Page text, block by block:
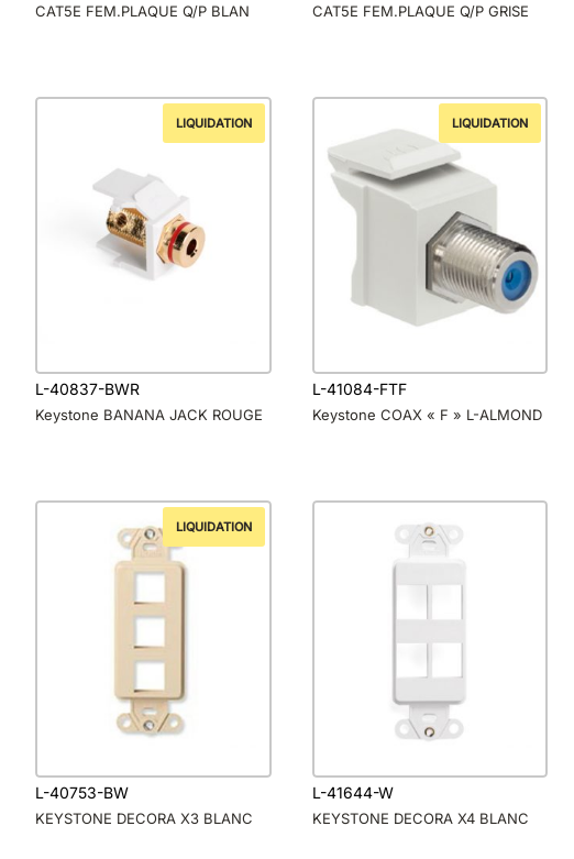
CAT5E FEM.PLAQUE Q/P BLAN CAT5E FEM.PLAQUE Q/P GRISE
LIQUIDATION
L-40837-BWR
Keystone BANANA JACK ROUGE
LIQUIDATION
L-41084-FTF
Keystone COAX « F » L-ALMOND
LIQUIDATION
L-40753-BW
KEYSTONE DECORA X3 BLANC
L-41644-W
KEYSTONE DECORA X4 BLANC